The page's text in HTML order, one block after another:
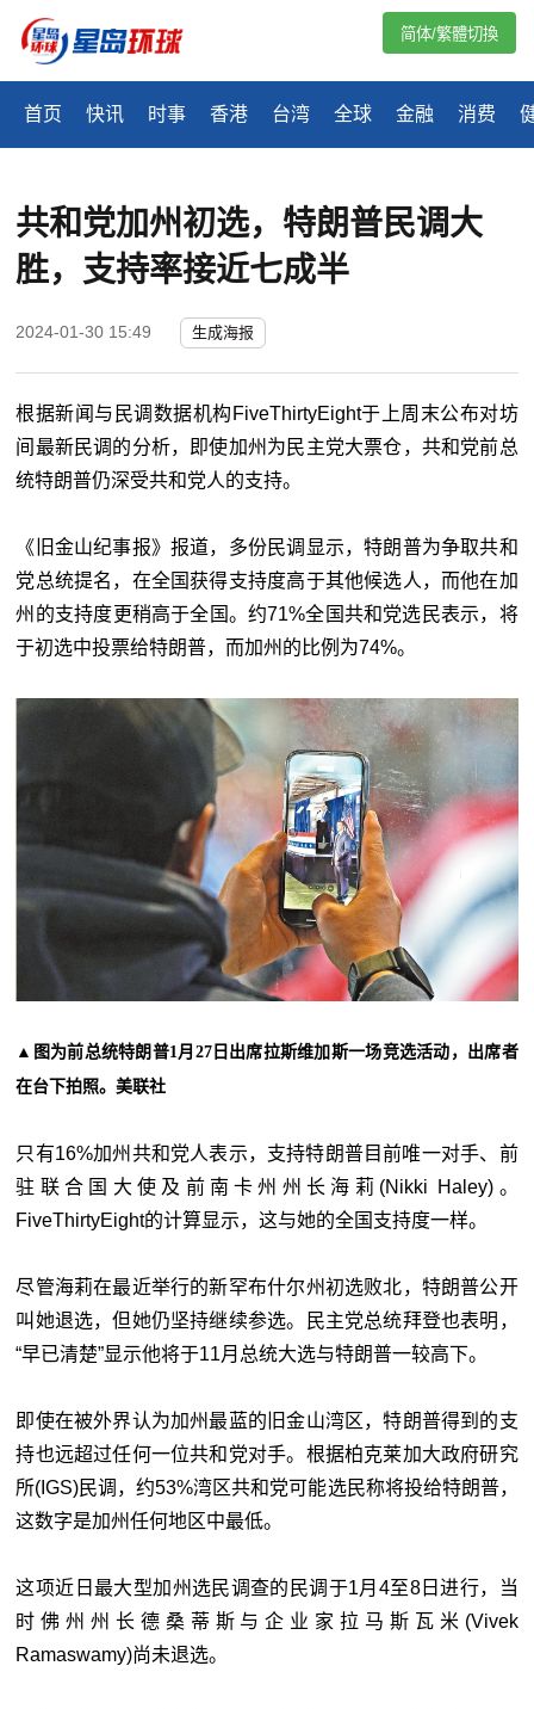
首页 快讯 时事 香港 台湾 全球 金融 消费
简体/繁體切換
共和党加州初选，特朗普民调大
胜，支持率接近七成半
2024-01-30 15:49 生成海报
根据新闻与民调数据机构FiveThirtyEight于上周末公布对坊
间最新民调的分析，即使加州为民主党大票仓，共和党前总
统特朗普仍深受共和党人的支持。
《旧金山纪事报》报道，多份民调显示，特朗普为争取共和
党总统提名，在全国获得支持度高于其他候选人，而他在加
州的支持度更稍高于全国。约71%全国共和党选民表示，将
于初选中投票给特朗普，而加州的比例为74%。
▲ 图为前总统特朗普1月27日出席拉斯维加斯一场竞选活动，出席者
在台下拍照。美联社
只有16%加州共和党人表示，支持特朗普目前唯一对手、前
驻联合国大使及前南卡州州长海莉(Nikki Haley)。
FiveThirtyEight的计算显示，这与她的全国支持度一样。
尽管海莉在最近举行的新罕布什尔州初选败北，特朗普公开
叫她退选，但她仍坚持继续参选。民主党总统拜登也表明，
“早已清楚”显示他将于11月总统大选与特朗普一较高下。
即使在被外界认为加州最蓝的旧金山湾区，特朗普得到的支
持也远超过任何一位共和党对手。根据柏克莱加大政府研究
所(IGS)民调，约53%湾区共和党可能选民称将投给特朗普，
这数字是加州任何地区中最低。
这项近日最大型加州选民调查的民调于1月4至8日进行，当
时佛州州长德桑蒂斯与企业家拉马斯瓦米(Vivek
Ramaswamy)尚未退选。